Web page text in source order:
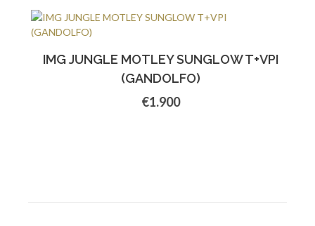
IMG JUNGLE MOTLEY SUNGLOW T+VPI
(GANDOLFO)
€1.900